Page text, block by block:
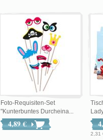
Foto-Requisiten-Set
"Kunterbuntes Durcheina...
4,89 €
2,31